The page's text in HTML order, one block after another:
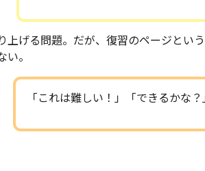
上げる問題。だが、復習のページとい
い。
「これは難しい！」「できるかな？